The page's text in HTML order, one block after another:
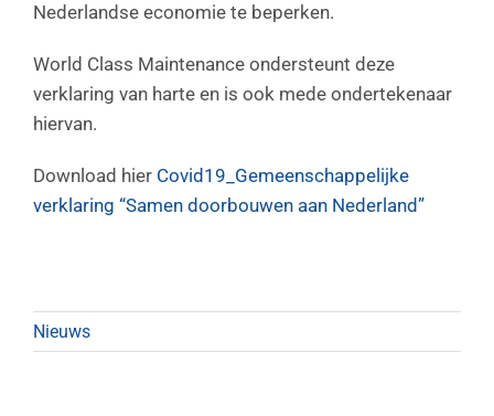
Nederlandse economie te beperken.
World Class Maintenance ondersteunt deze
verklaring van harte en is ook mede ondertekenaar
hiervan.
Download hier Covid19_Gemeenschappelijke
verklaring “Samen doorbouwen aan Nederland”
Nieuws